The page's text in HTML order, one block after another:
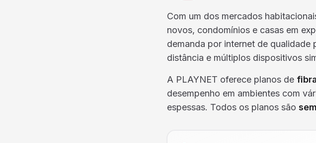
Com um dos mercados
novos, condomínios e casas em
demanda por internet de
distância e múltiplos dispositivos
A PLAYNET oferece planos de
desempenho em ambientes com
espessas. Todos os planos são